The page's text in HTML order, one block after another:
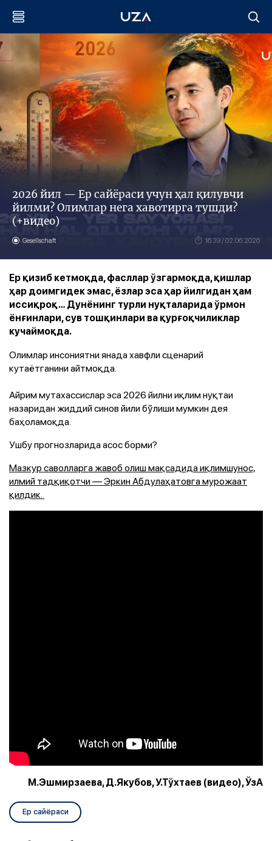
2026 йил — Ер сайёраси учун ҳал қилувчи
йилми? Олимлар нега хавотирга тушди?
(+видео)
Gesellschaft 16:39 / 02.06.2026
Ер қизиб кетмоқда, фасллар ўзгармоқда, қишлар
ҳар доимгидек эмас, ёзлар эса ҳар йилгидан ҳам
иссиқроқ… Дунёнинг турли нуқталарида ўрмон
ёнғинлари, сув тошқинлари ва қурғоқчиликлар
кучаймоқда.
Олимлар инсониятни янада хавфли сценарий
кутaётганини айтмоқда.
Айрим мутахассислар эса 2026 йилни иқлим нуқтаи
назаридан жиддий синов йили бўлиши мумкин дея
баҳоламоқда.
Ушбу прогнозларида асос борми?
Мазкур саволларга жавоб олиш мақсадида иқлимшунос,
илмий тадқиқотчи — Эркин Абдулаҳатовга мурожаат
қилдик.
М.Эшмирзаева, Д.Якубов, У.Тўхтаев (видео), ЎзА
Ер сайёраси